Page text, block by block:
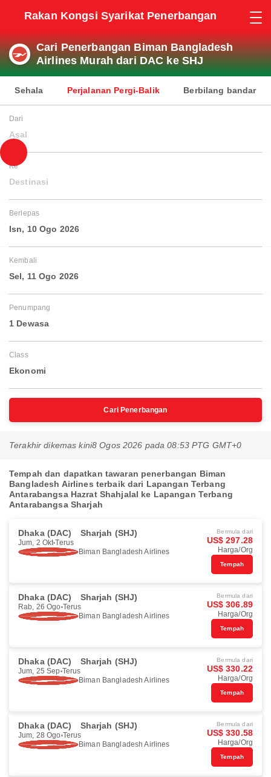
Rakan Kongsi Syarikat Penerbangan
Cari Penerbangan Biman Bangladesh
Airlines Murah dari DAC ke SHJ
Sehala Perjalanan Pergi-Balik Berbilang bandar
Dari
Asal
Ke
Destinasi
Berlepas
Isn, 10 Ogo 2026
Kembali
Sel, 11 Ogo 2026
Penumpang
1 Dewasa
Class
Ekonomi
Cari Penerbangan
Terakhir dikemas kini8 Ogos 2026 pada 08:53 PTG GMT+0
Tempah dan dapatkan tawaran penerbangan Biman
Bangladesh Airlines terbaik dari Lapangan Terbang
Antarabangsa Hazrat Shahjalal ke Lapangan Terbang
Antarabangsa Sharjah
Dhaka (DAC) Sharjah (SHJ)
Jum, 2 Okt Terus
Biman Bangladesh Airlines
Bermula dari
US$ 297.28
Harga/Org
Tempah
Dhaka (DAC) Sharjah (SHJ)
Rab, 26 Ogo Terus
Biman Bangladesh Airlines
Bermula dari
US$ 306.89
Harga/Org
Tempah
Dhaka (DAC) Sharjah (SHJ)
Jum, 25 Sep Terus
Biman Bangladesh Airlines
Bermula dari
US$ 330.22
Harga/Org
Tempah
Dhaka (DAC) Sharjah (SHJ)
Jum, 28 Ogo Terus
Biman Bangladesh Airlines
Bermula dari
US$ 330.58
Harga/Org
Tempah